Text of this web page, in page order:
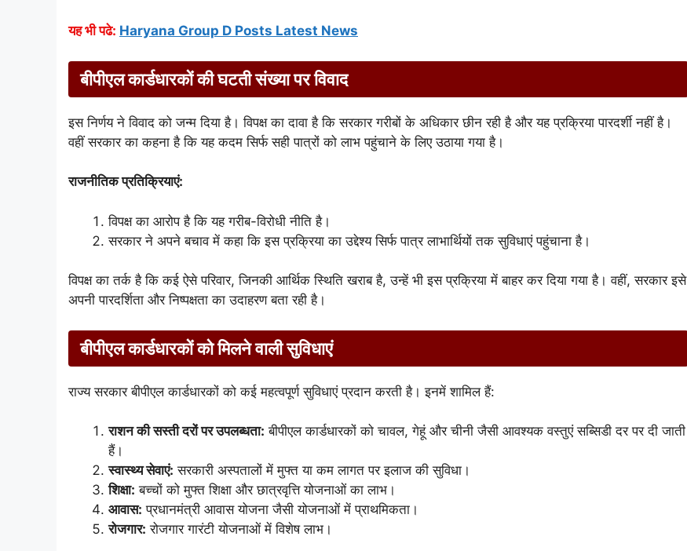
यह भी पढे: Haryana Group D Posts Latest News
बीपीएल कार्डधारकों की घटती संख्या पर विवाद
इस निर्णय ने विवाद को जन्म दिया है। विपक्ष का दावा है कि सरकार गरीबों के अधिकार छीन रही है और यह प्रक्रिया पारदर्शी नहीं है।
वहीं सरकार का कहना है कि यह कदम सिर्फ सही पात्रों को लाभ पहुंचाने के लिए उठाया गया है।
राजनीतिक प्रतिक्रियाएं:
विपक्ष का आरोप है कि यह गरीब-विरोधी नीति है।
सरकार ने अपने बचाव में कहा कि इस प्रक्रिया का उद्देश्य सिर्फ पात्र लाभार्थियों तक सुविधाएं पहुंचाना है।
विपक्ष का तर्क है कि कई ऐसे परिवार, जिनकी आर्थिक स्थिति खराब है, उन्हें भी इस प्रक्रिया में बाहर कर दिया गया है। वहीं, सरकार इसे
अपनी पारदर्शिता और निष्पक्षता का उदाहरण बता रही है।
बीपीएल कार्डधारकों को मिलने वाली सुविधाएं
राज्य सरकार बीपीएल कार्डधारकों को कई महत्वपूर्ण सुविधाएं प्रदान करती है। इनमें शामिल हैं:
राशन की सस्ती दरों पर उपलब्धता: बीपीएल कार्डधारकों को चावल, गेहूं और चीनी जैसी आवश्यक वस्तुएं सब्सिडी दर पर दी जाती
हैं।
स्वास्थ्य सेवाएं: सरकारी अस्पतालों में मुफ्त या कम लागत पर इलाज की सुविधा।
शिक्षा: बच्चों को मुफ्त शिक्षा और छात्रवृत्ति योजनाओं का लाभ।
आवास: प्रधानमंत्री आवास योजना जैसी योजनाओं में प्राथमिकता।
रोजगार: रोजगार गारंटी योजनाओं में विशेष लाभ।